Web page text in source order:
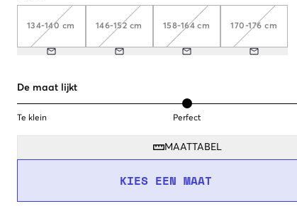
134-140 cm 146-152 cm 158-164 cm 170-176 cm
De maat lijkt
Te klein Perfect
MAATTABEL
KIES EEN MAAT